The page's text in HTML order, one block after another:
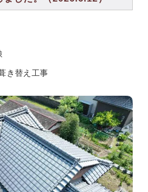
き替え工事